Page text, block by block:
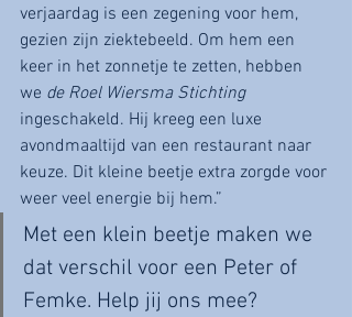
verjaardag is een zegening voor hem,
gezien zijn ziektebeeld. Om hem een
keer in het zonnetje te zetten, hebben
we de Roel Wiersma Stichting
ingeschakeld. Hij kreeg een luxe
avondmaaltijd van een restaurant naar
keuze. Dit kleine beetje extra zorgde voor
weer veel energie bij hem.”
Met een klein beetje maken we
dat verschil voor een Peter of
Femke. Help jij ons mee?